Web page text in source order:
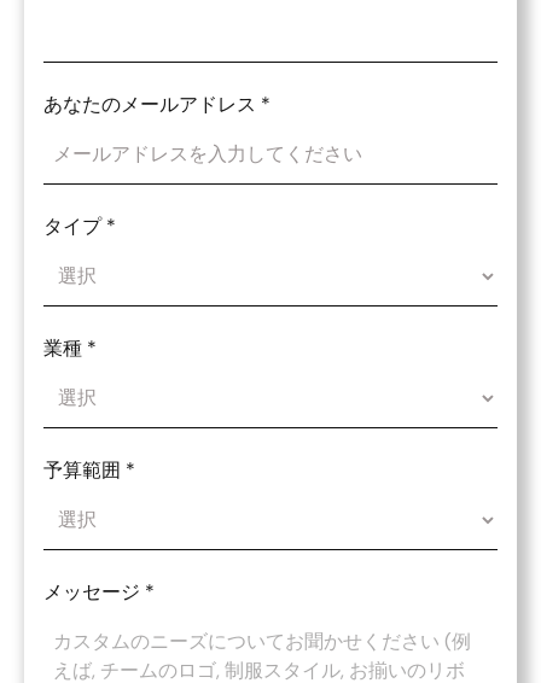
あなたのメールアドレス *
タイプ *
業種 *
予算範囲 *
メッセージ *